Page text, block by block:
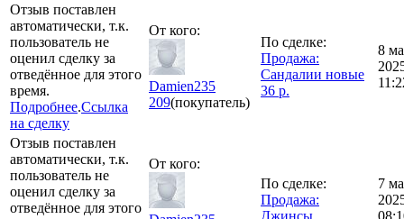
Отзыв поставлен
автоматически, т.к.
пользователь не
оценил сделку за
отведённое для этого
время.
Подробнее.Ссылка
на сделку
От кого:
Damien235
209(покупатель)
По сделке:
Продажа:
Сандалии новые
36 р.
8
Отзыв поставлен
автоматически, т.к.
пользователь не
оценил сделку за
отведённое для этого
От кого:
По сделке:
Продажа:
Джинсы
7